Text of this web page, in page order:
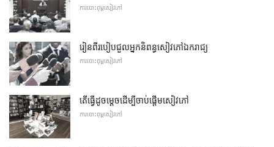
ការបោះពុម្ពសៀវភៅ
រៀនពីរបៀបជួលអ្នកនិពន្ធសៀវភៅឯករាជ្យ
ការបោះពុម្ពសៀវភៅ
តើធ្វើដូចម្តេចដើម្បីចាប់ផ្ដើមសៀវភៅ
ការបោះពុម្ពសៀវភៅ